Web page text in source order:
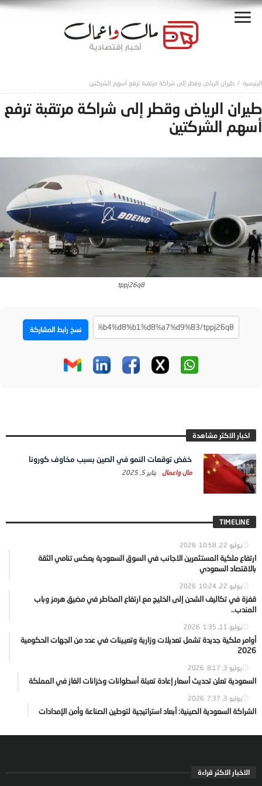
طيران الرياض وقطر إلى شراكة مرتقبة ترفع أسهم الشركتين
طيران الرياض وقطر إلى شراكة مرتقبة ترفع
أسهم الشركتين
tppj26q8
نسخ رابط المشاركة
اخبار الاكثر مشاهدة
خفض توقعات النمو في الصين بسبب مخاوف كورونا
مال واعمال يناير 5, 2025
TIMELINE
يوليو 22, 2026 10:58
ارتفاع ملكية المستثمرين الاجانب في السوق السعودية يعكس تنامي الثقة
بالاقتصاد السعودي
يوليو 22, 2026 10:24
قفزة في تكاليف الشحن إلى الخليج مع ارتفاع المخاطر في مضيق هرمز وباب
المندب..
يوليو 11, 2026 1:35
أوامر ملكية جديدة تشمل تعديلات وزارية وتعيينات في عدد من الجهات الحكومية
2026
يوليو 3, 2026 8:17
السعودية تعلن تحديث أسعار إعادة تعبئة أسطوانات وخزانات الغاز في المملكة
يوليو 3, 2026 7:37
الشراكة السعودية الصينية: أبعاد استراتيجية لتوطين الصناعة وأمن الإمدادات
الاخبار الاكثر قراءة